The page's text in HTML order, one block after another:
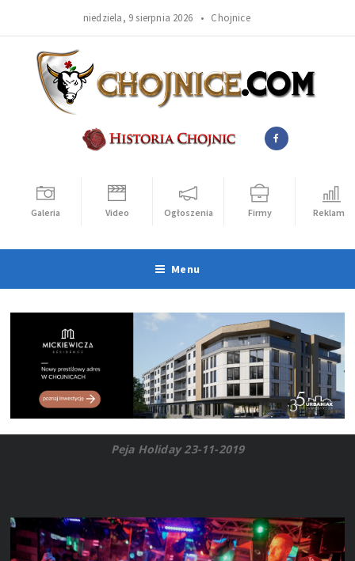
niedziela, 9 sierpnia 2026 • Chojnice
Galeria Video Ogłoszenia Firmy Reklama
Menu
Peja Holiday 23-11-2019